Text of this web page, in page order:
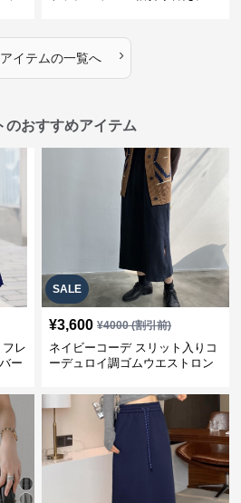
イテムの一覧へ ›
のおすすめアイテム
レ
ー
SALE
¥3,600 ¥4000(割引前)
ネイビーコーデ スリット入りコ
ーデュロイ調ゴムウエストロン